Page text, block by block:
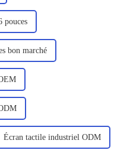
pouces
bon marché
Écran tactile industriel ODM